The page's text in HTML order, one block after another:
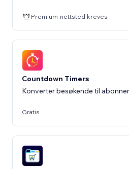
Premium-nettsted kreves
Countdown Timers
Konverter besøkende til
Gratis